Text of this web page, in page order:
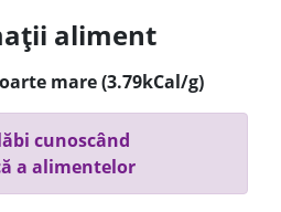
aliment
mare (3.79kCal/g)
cunoscând
a alimentelor